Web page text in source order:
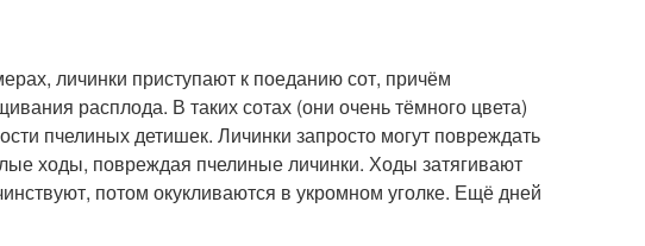
личинки приступают к поеданию сот, причём
расплода. В таких сотах (они очень тёмного цвета)
пчелиных детишек. Личинки запросто могут повреждать
ходы, повреждая пчелиные личинки. Ходы затягивают
потом окукливаются в укромном уголке. Ещё дней